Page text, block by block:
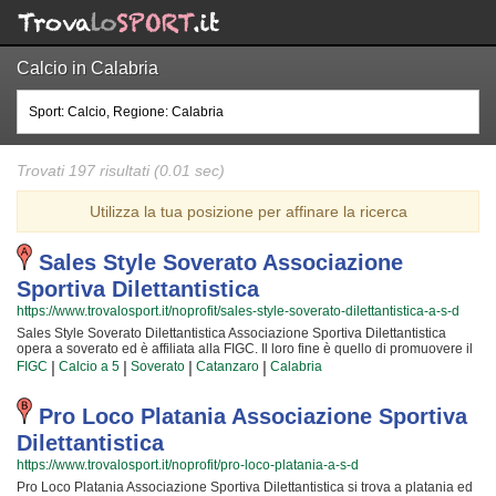
Calcio in Calabria
Trovati 197 risultati (0.01 sec)
Utilizza la tua posizione per affinare la ricerca
Sales Style Soverato Associazione
Sportiva Dilettantistica
https://www.trovalosport.it/noprofit/sales-style-soverato-dilettantistica-a-s-d
Sales Style Soverato Dilettantistica Associazione Sportiva Dilettantistica
opera a soverato ed è affiliata alla FIGC. Il loro fine è quello di promuovere il
calcio a 5 proponendo corsi rivolti a bambini e ragazzi. Sales Style Soverato
Dilettantistica Associazione Sportiva Dilettantistica è radicata nella comunità
di soverato e al loro interno sono cresciute generazioni di bambini e ragazzi
che hanno imparato i valori fondamentali dello sport e l'importanza del lavoro
di squadra. I loro istruttori di calcio a 5 sono tra i più esperti e qualificati della
zona e sono sicuramente i più adatti a sviluppare il talento dei bambini che
iniziano a giocare e dei ragazzi che vogliono raggiungere livelli di
eccellenza. Per questo motivo Sales Style Soverato Dilettantistica
Associazione Sportiva Dilettantistica sarà contenta di accogliere anche tuo
FIGC | Calcio a 5 | Soverato | Catanzaro | Calabria
Pro Loco Platania Associazione Sportiva
Dilettantistica
https://www.trovalosport.it/noprofit/pro-loco-platania-a-s-d
Pro Loco Platania Associazione Sportiva Dilettantistica si trova a platania ed